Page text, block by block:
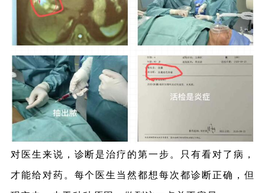
对医生来说，诊断是治疗的第一步。只有看对了病，
才能给对药。每个医生当然都想每次都诊断正确，但